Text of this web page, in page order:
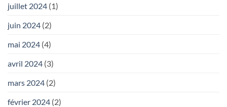
juillet 2024 (1)
juin 2024 (2)
mai 2024 (4)
avril 2024 (3)
mars 2024 (2)
février 2024 (2)